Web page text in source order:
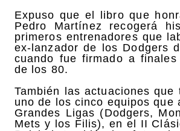
Expuso que el libro que
Pedro Martínez recogerá
primeros entrenadores que
ex-lanzador de los Dodgers
cuando fue firmado a
de los 80.
También las actuaciones que
uno de los cinco equipos que
Grandes Ligas (Dodgers,
Mets y los Filis), en el II